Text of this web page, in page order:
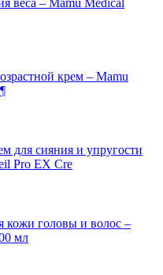
веса – Mamu Medical
крем – Mamu
для сияния и упругости
Pro EX Cre
кожи головы и волос –
мл